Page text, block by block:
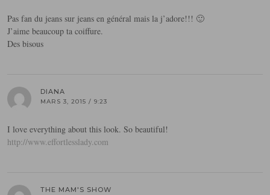
Pas fan du jeans sur jeans en général mais la j’adore!!! 🙂
J’aime beaucoup ta coiffure.
Des bisous
DIANA
MARS 3, 2015 / 9:23
I love everything about this look. So beautiful!
http://www.effortlesslady.com
THE MAM'S SHOW